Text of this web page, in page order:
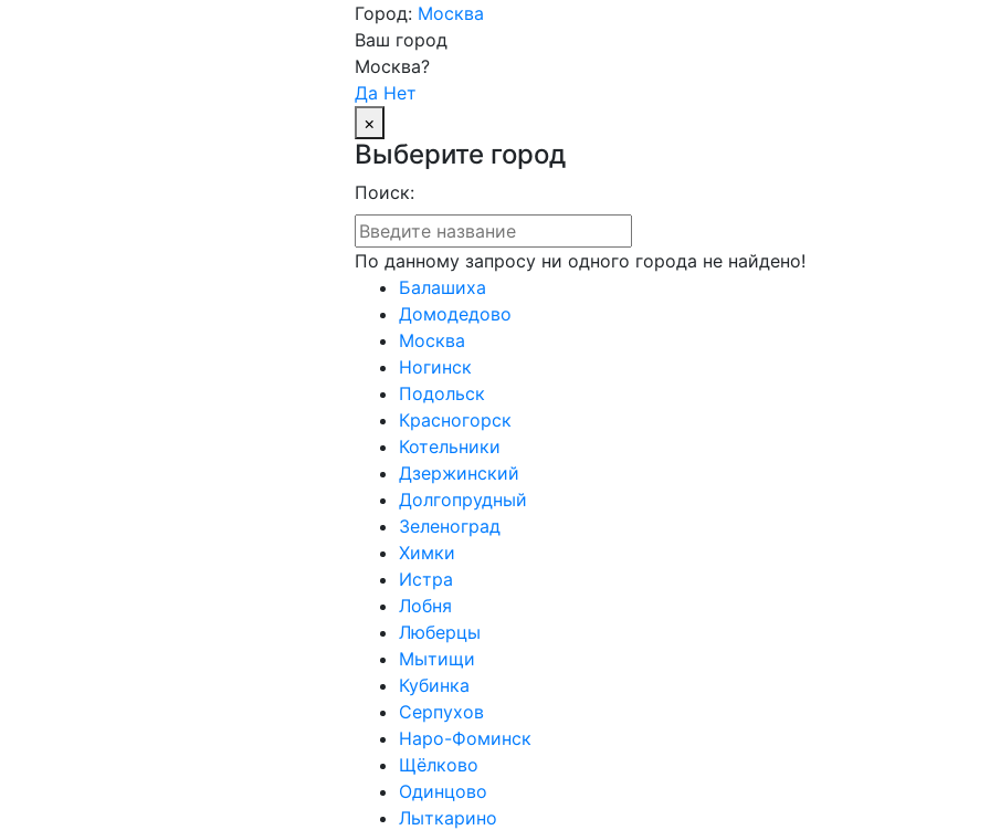
Город: Москва
Ваш город
Москва?
Да Нет
×
Выберите город
Поиск:
По данному запросу ни одного города не найдено!
Балашиха
Домодедово
Москва
Ногинск
Подольск
Красногорск
Котельники
Дзержинский
Долгопрудный
Зеленоград
Химки
Истра
Лобня
Люберцы
Мытищи
Кубинка
Серпухов
Наро-Фоминск
Щёлково
Одинцово
Лыткарино